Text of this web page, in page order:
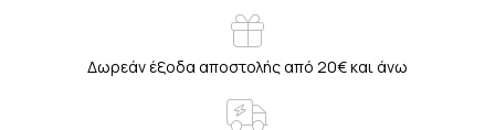
Δωρεάν έξοδα αποστολής από 20€ και άνω